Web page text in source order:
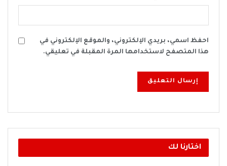
احفظ اسمي، بريدي الإلكتروني، والموقع الإلكتروني في
هذا المتصفح لاستخدامها المرة المقبلة في تعليقي.
اختارنا لك